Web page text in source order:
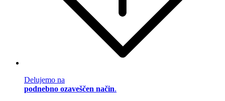
Delujemo na
podnebno ozaveščen način.